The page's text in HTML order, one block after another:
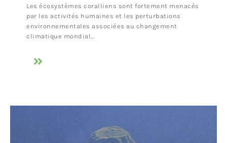
Les écosystèmes coralliens sont fortement menacés
par les activités humaines et les perturbations
environnementales associées au changement
climatique mondial…